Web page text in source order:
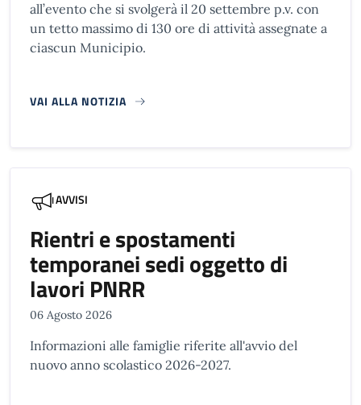
all’evento che si svolgerà il 20 settembre p.v. con
un tetto massimo di 130 ore di attività assegnate a
ciascun Municipio.
VAI ALLA NOTIZIA
AVVISI
Rientri e spostamenti
temporanei sedi oggetto di
lavori PNRR
06 Agosto 2026
Informazioni alle famiglie riferite all'avvio del
nuovo anno scolastico 2026-2027.